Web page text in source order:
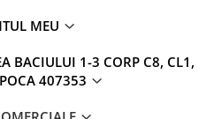
MEU
BACIULUI 1-3 CORP C8, CL1,
407353